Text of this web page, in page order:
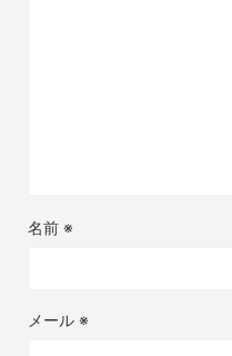
名前 ※
メール ※